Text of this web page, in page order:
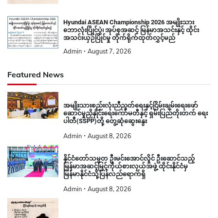
Hyundai ASEAN Championship 2026 အမျိုးသား
ဘောလုံးပြိုင်ပွဲ၊ အုပ်စုအဆင့် မြန်မာအသင်းနှင့် ထိုင်း
အသင်းယှဉ်ပြိုင်မှု တိုက်ရိုက်ထုတ်လွှင့်မည်
Admin August 7, 2026
Featured News
အမျိုးသားစည်းလုံးညီညွတ်ရေးနှင့်ငြိမ်းချမ်းရေးဖော်
ဆောင်မှုညှိနှိုင်းရေးကော်မတီနှင့် ရှမ်းပြည်တိုးတက် ရေး
ပါတီ(SSPP)တို့ တွေ့ဆုံဆွေးနွေး
Admin August 8, 2026
နိုင်ငံတော်သမ္မတ ဦးမင်းအောင်လှိုင် ဦးဆောင်သည့်
မြန်မာအဆင့်မြင့်ကိုယ်စားလှယ်အဖွဲ့ ထိုင်းနိုင်ငံမှ
မြန်မာနိုင်ငံသို့ပြန်လည်ရောက်ရှိ
Admin August 8, 2026